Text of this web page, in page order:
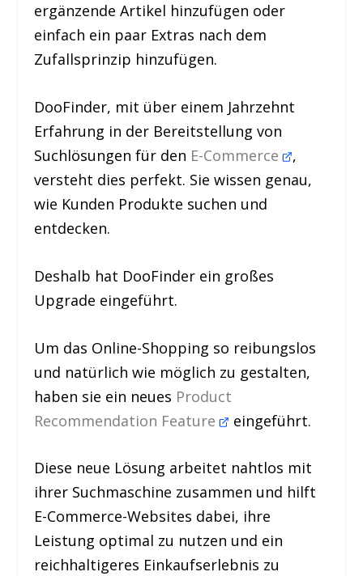
ergänzende Artikel hinzufügen oder
einfach ein paar Extras nach dem
Zufallsprinzip hinzufügen.
DooFinder, mit über einem Jahrzehnt
Erfahrung in der Bereitstellung von
Suchlösungen für den E-Commerce ,
versteht dies perfekt. Sie wissen genau,
wie Kunden Produkte suchen und
entdecken.
Deshalb hat DooFinder ein großes
Upgrade eingeführt.
Um das Online-Shopping so reibungslos
und natürlich wie möglich zu gestalten,
haben sie ein neues Product
Recommendation Feature
eingeführt.
Diese neue Lösung arbeitet nahtlos mit
ihrer Suchmaschine zusammen und hilft
E-Commerce-Websites dabei, ihre
Leistung optimal zu nutzen und ein
reichhaltigeres Einkaufserlebnis zu